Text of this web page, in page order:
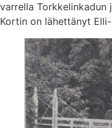
varrella Torkkelinkadun
Kortin on lähettänyt